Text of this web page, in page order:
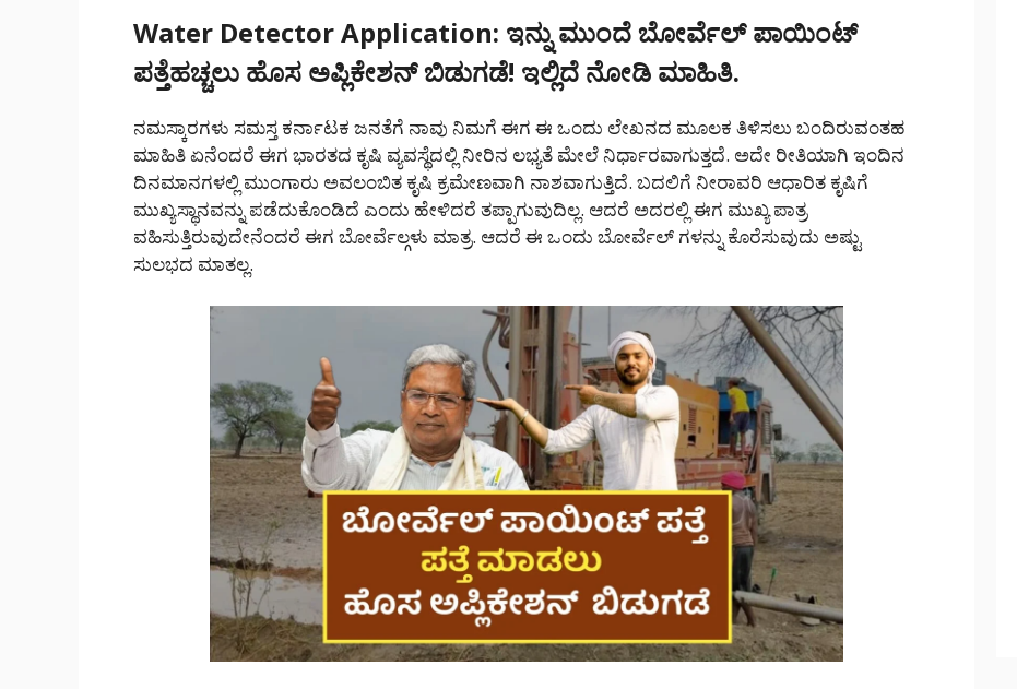
Water Detector Application: ಇನ್ನು ಮುಂದೆ ಬೋರ್ವೆಲ್ ಪಾಯಿಂಟ್
ಪತ್ತೆಹಚ್ಚಲು ಹೊಸ ಅಪ್ಲಿಕೇಶನ್ ಬಿಡುಗಡೆ! ಇಲ್ಲಿದೆ ನೋಡಿ ಮಾಹಿತಿ.
ನಮಸ್ಕಾರಗಳು ಸಮಸ್ತ ಕರ್ನಾಟಕ ಜನತೆಗೆ ನಾವು ನಿಮಗೆ ಈಗ ಈ ಒಂದು ಲೇಖನದ ಮೂಲಕ ತಿಳಿಸಲು ಬಂದಿರುವಂತಹ
ಮಾಹಿತಿ ಏನೆಂದರೆ ಈಗ ಭಾರತದ ಕೃಷಿ ವ್ಯವಸ್ಥೆದಲ್ಲಿ ನೀರಿನ ಲಭ್ಯತೆ ಮೇಲೆ ನಿರ್ಧಾರವಾಗುತ್ತದೆ. ಅದೇ ರೀತಿಯಾಗಿ ಇಂದಿನ
ದಿನಮಾನಗಳಲ್ಲಿ ಮುಂಗಾರು ಅವಲಂಬಿತ ಕೃಷಿ ಕ್ರಮೇಣವಾಗಿ ನಾಶವಾಗುತ್ತಿದೆ. ಬದಲಿಗೆ ನೀರಾವರಿ ಆಧಾರಿತ ಕೃಷಿಗೆ
ಮುಖ್ಯಸ್ಥಾನವನ್ನು ಪಡೆದುಕೊಂಡಿದೆ ಎಂದು ಹೇಳಿದರೆ ತಪ್ಪಾಗುವುದಿಲ್ಲ. ಆದರೆ ಅದರಲ್ಲಿ ಈಗ ಮುಖ್ಯ ಪಾತ್ರ
ವಹಿಸುತ್ತಿರುವುದೇನೆಂದರೆ ಈಗ ಬೋರ್ವೆಲ್ಗಳು ಮಾತ್ರ. ಆದರೆ ಈ ಒಂದು ಬೋರ್ವೆಲ್ ಗಳನ್ನು ಕೊರೆಸುವುದು ಅಷ್ಟು
ಸುಲಭದ ಮಾತಲ್ಲ.